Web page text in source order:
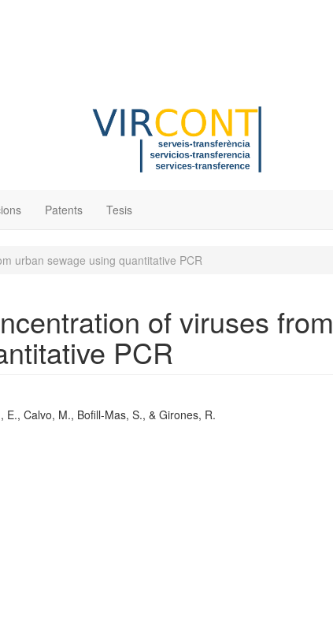
Patents Tesis
urban sewage using quantitative PCR
of viruses from
PCR
Calvo, M., Bofill-Mas, S., & Girones, R.